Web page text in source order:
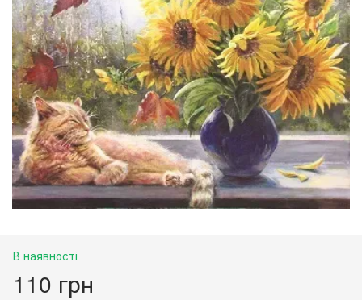
В наявності
110 грн